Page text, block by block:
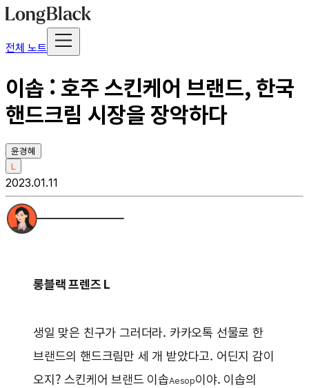
전체 노트
이솝 : 호주 스킨케어 브랜드, 한국
핸드크림 시장을 장악하다
윤경혜
L
2023.01.11
롱블랙 프렌즈 L
생일 맞은 친구가 그러더라. 카카오톡 선물로 한
브랜드의 핸드크림만 세 개 받았다고. 어딘지 감이
오지? 스킨케어 브랜드 이솝Aesop이야. 이솝의